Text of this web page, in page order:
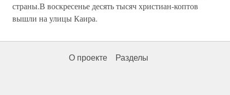
страны.В воскресенье десять тысяч христиан-коптов
вышли на улицы Каира.
О проекте Разделы